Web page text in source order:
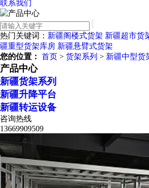
联系我们
热门关键词： 新疆阁楼式货架 新疆超市货
疆重型货架库房 新疆悬臂式货架
您的位置： 首页 > 货架系列 > 新疆中型货
产品中心
新疆货架系列
新疆升降平台
新疆转运设备
咨询热线
13669909509